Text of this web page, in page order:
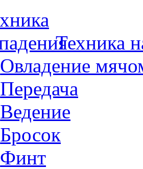
Техника
Овладение
Передача
Ведение
Бросок
Финт